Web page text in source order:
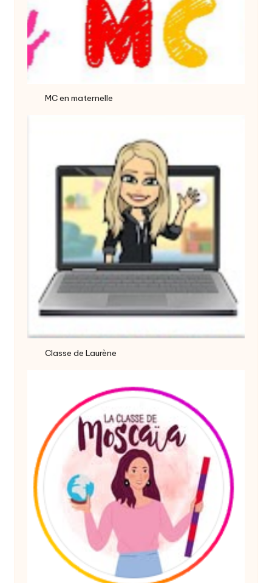
MC en maternelle
Classe de Laurène